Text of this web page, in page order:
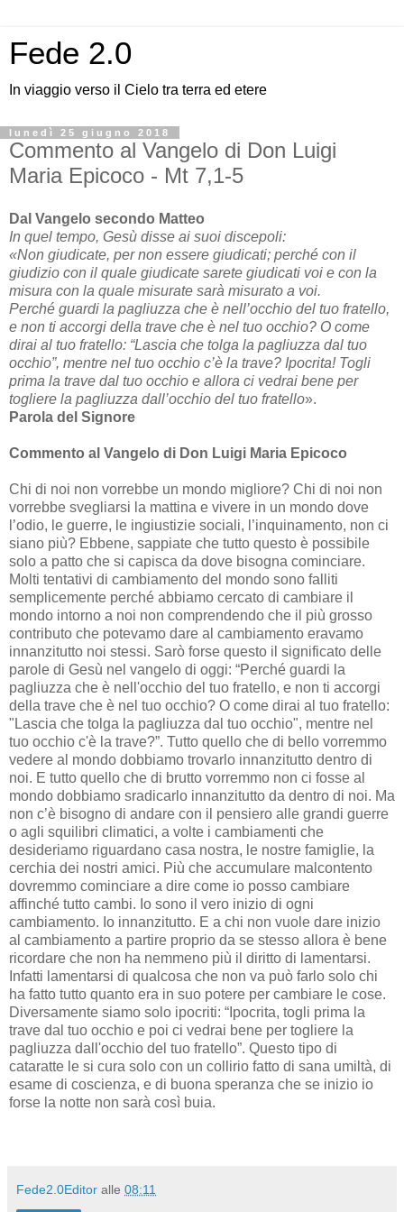
Fede 2.0
In viaggio verso il Cielo tra terra ed etere
lunedì 25 giugno 2018
Commento al Vangelo di Don Luigi
Maria Epicoco - Mt 7,1-5
Dal Vangelo secondo Matteo
In quel tempo, Gesù disse ai suoi discepoli:
«Non giudicate, per non essere giudicati; perché con il
giudizio con il quale giudicate sarete giudicati voi e con la
misura con la quale misurate sarà misurato a voi.
Perché guardi la pagliuzza che è nell’occhio del tuo fratello,
e non ti accorgi della trave che è nel tuo occhio? O come
dirai al tuo fratello: “Lascia che tolga la pagliuzza dal tuo
occhio”, mentre nel tuo occhio c’è la trave? Ipocrita! Togli
prima la trave dal tuo occhio e allora ci vedrai bene per
togliere la pagliuzza dall’occhio del tuo fratello».
Parola del Signore
Commento al Vangelo di Don Luigi Maria Epicoco
Chi di noi non vorrebbe un mondo migliore? Chi di noi non
vorrebbe svegliarsi la mattina e vivere in un mondo dove
l’odio, le guerre, le ingiustizie sociali, l’inquinamento, non ci
siano più? Ebbene, sappiate che tutto questo è possibile
solo a patto che si capisca da dove bisogna cominciare.
Molti tentativi di cambiamento del mondo sono falliti
semplicemente perché abbiamo cercato di cambiare il
mondo intorno a noi non comprendendo che il più grosso
contributo che potevamo dare al cambiamento eravamo
innanzitutto noi stessi. Sarò forse questo il significato delle
parole di Gesù nel vangelo di oggi: “Perché guardi la
pagliuzza che è nell'occhio del tuo fratello, e non ti accorgi
della trave che è nel tuo occhio? O come dirai al tuo fratello:
"Lascia che tolga la pagliuzza dal tuo occhio", mentre nel
tuo occhio c'è la trave?”. Tutto quello che di bello vorremmo
vedere al mondo dobbiamo trovarlo innanzitutto dentro di
noi. E tutto quello che di brutto vorremmo non ci fosse al
mondo dobbiamo sradicarlo innanzitutto da dentro di noi. Ma
non c’è bisogno di andare con il pensiero alle grandi guerre
o agli squilibri climatici, a volte i cambiamenti che
desideriamo riguardano casa nostra, le nostre famiglie, la
cerchia dei nostri amici. Più che accumulare malcontento
dovremmo cominciare a dire come io posso cambiare
affinché tutto cambi. Io sono il vero inizio di ogni
cambiamento. Io innanzitutto. E a chi non vuole dare inizio
al cambiamento a partire proprio da se stesso allora è bene
ricordare che non ha nemmeno più il diritto di lamentarsi.
Infatti lamentarsi di qualcosa che non va può farlo solo chi
ha fatto tutto quanto era in suo potere per cambiare le cose.
Diversamente siamo solo ipocriti: “Ipocrita, togli prima la
trave dal tuo occhio e poi ci vedrai bene per togliere la
pagliuzza dall'occhio del tuo fratello”. Questo tipo di
cataratte le si cura solo con un collirio fatto di sana umiltà, di
esame di coscienza, e di buona speranza che se inizio io
forse la notte non sarà così buia.
Fede2.0Editor alle 08:11